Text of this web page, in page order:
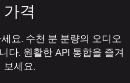
가격
요. 수천 분 분량의 오디오
다. 원활한 API 통합을 즐겨
보세요.